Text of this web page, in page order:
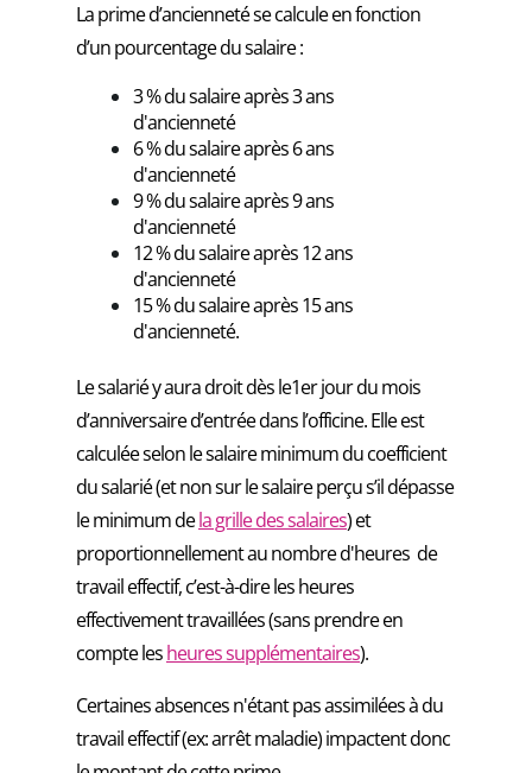
La prime d’ancienneté se calcule en fonction
d’un pourcentage du salaire :
3 % du salaire après 3 ans
d'ancienneté
6 % du salaire après 6 ans
d'ancienneté
9 % du salaire après 9 ans
d'ancienneté
12 % du salaire après 12 ans
d'ancienneté
15 % du salaire après 15 ans
d'ancienneté.
Le salarié y aura droit dès le1er jour du mois
d’anniversaire d’entrée dans l’officine. Elle est
calculée selon le salaire minimum du coefficient
du salarié (et non sur le salaire perçu s’il dépasse
le minimum dela grille des salaires) et
proportionnellement au nombre d'heures de
travail effectif, c’est-à-dire les heures
effectivement travaillées (sans prendre en
compte lesheures supplémentaires).
Certaines absences n'étant pas assimilées à du
travail effectif (ex: arrêt maladie) impactent donc